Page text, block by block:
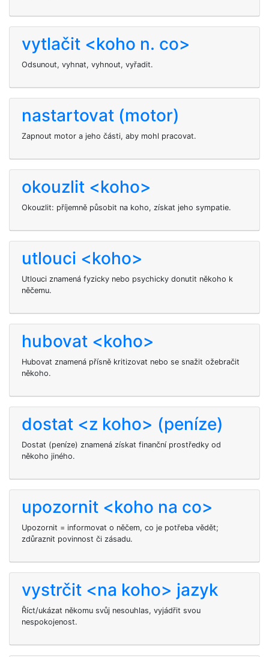
vytlačit <koho n. co>
Odsunout, vyhnat, vyhnout, vyřadit.
nastartovat (motor)
Zapnout motor a jeho části, aby mohl pracovat.
okouzlit <koho>
Okouzlit: příjemně působit na koho, získat jeho sympatie.
utlouci <koho>
Utlouci znamená fyzicky nebo psychicky donutit někoho k
něčemu.
hubovat <koho>
Hubovat znamená přísně kritizovat nebo se snažit ožebračit
někoho.
dostat <z koho> (peníze)
Dostat (peníze) znamená získat finanční prostředky od
někoho jiného.
upozornit <koho na co>
Upozornit = informovat o něčem, co je potřeba vědět;
zdůraznit povinnost či zásadu.
vystrčit <na koho> jazyk
Říct/ukázat někomu svůj nesouhlas, vyjádřit svou
nespokojenost.